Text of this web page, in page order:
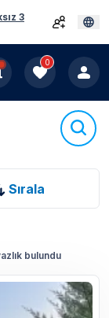
3
0
Sırala
bulundu